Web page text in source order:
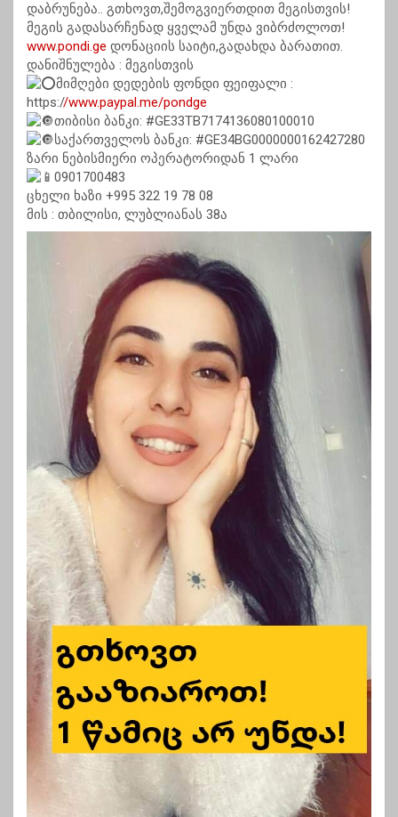
დაბრუნება.. გთხოვთ,შემოგვიერთდით მეგისთვის!
მეგის გადასარჩენად ყველამ უნდა ვიბრძოლოთ!
www.pondi.ge დონაციის საიტი,გადახდა ბარათით.
დანიშნულება : მეგისთვის
მიმღები დედების ფონდი ფეიფალი :
https://www.paypal.me/pondge
თიბისი ბანკი: #GE33TB7174136080100010
საქართველოს ბანკი: #GE34BG0000000162427280
ზარი ნებისმიერი ოპერატორიდან 1 ლარი
0901700483
ცხელი ხაზი +995 322 19 78 08
მის : თბილისი, ლუბლიანას 38ა